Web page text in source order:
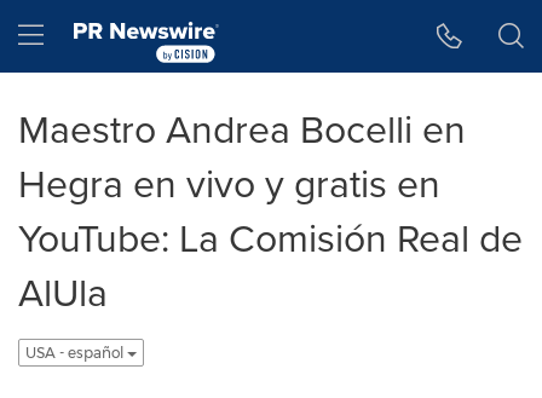
Hamburger menu
Maestro Andrea Bocelli en
Hegra en vivo y gratis en
YouTube: La Comisión Real de
AlUla
USA - español